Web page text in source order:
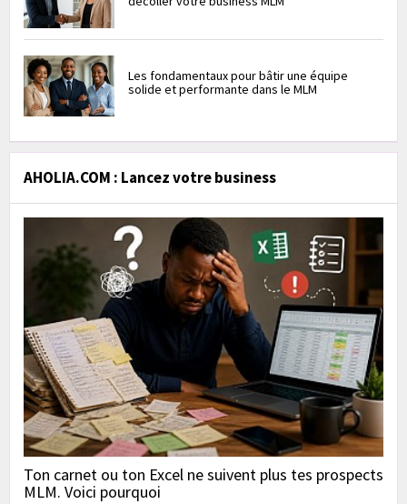
Les fondamentaux pour bâtir une équipe
solide et performante dans le MLM
AHOLIA.COM : Lancez votre business
Ton carnet ou ton Excel ne suivent plus tes prospects
MLM. Voici pourquoi